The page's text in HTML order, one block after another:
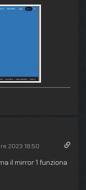
2023 18:50
il mirror 1 funziona